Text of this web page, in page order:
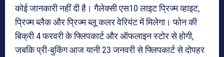
कोई जानकारी नहीं दी है। गैलेक्सी एस10 लाइट प्रिज्म व्हाइट,
प्रिज्म ब्लैक और प्रिज्म ब्लू कलर वेरियंट में मिलेगा। फोन की
बिक्री 4 फरवरी के फ्लिपकार्ट और ऑफलाइन स्टोर से होगी,
जबकि प्री-बुकिंग आज यानी 23 जनवरी से फ्लिपकार्ट से दोपहर